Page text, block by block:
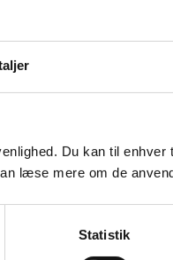
Du kan til
læse mere om de
Statistik